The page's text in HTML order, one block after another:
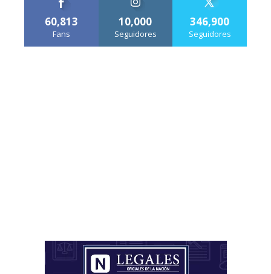
60,813
Fans
10,000
Seguidores
346,900
Seguidores